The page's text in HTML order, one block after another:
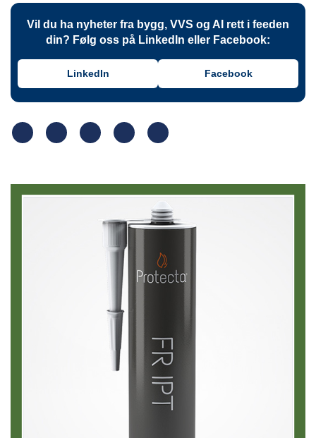
Vil du ha nyheter fra bygg, VVS og AI rett i feeden
din? Følg oss på LinkedIn eller Facebook:
LinkedIn Facebook